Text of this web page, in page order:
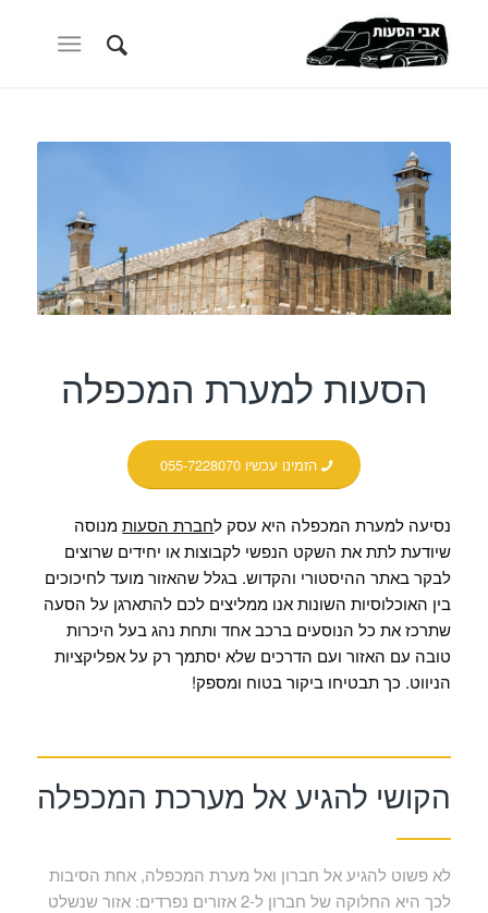
הסעות למערת המכפלה
הזמינו עכשיו 055-7228070
נסיעה למערת המכפלה היא עסק לחברת הסעותמנוסה
שיודעת לתת את השקט הנפשי לקבוצות או יחידים שרוצים
לבקר באתר ההיסטורי והקדוש. בגלל שהאזור מועד לחיכוכים
בין האוכלוסיות השונות אנו ממליצים לכם להתארגן על הסעה
שתרכז את כל הנוסעים ברכב אחד ותחת נהג בעל היכרות
טובה עם האזור ועם הדרכים שלא יסתמך רק על אפליקציות
הניווט. כך תבטיחו ביקור בטוח ומספק!
הקושי להגיע אל מערכת המכפלה
לא פשוט להגיע אל חברון ואל מערת המכפלה, אחת הסיבות
לכך היא החלוקה של חברון ל-2 אזורים נפרדים: אזור שנשלט